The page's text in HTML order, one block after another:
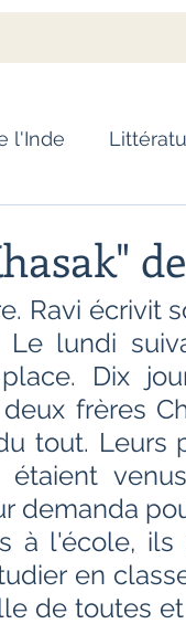
l'Inde
Essai
Bien-être
Littérature
de l'Inde par les
Ravi écrivit
Le lundi
Dix
frères
tout. Leurs
demanda
à l'école,
en
de toutes